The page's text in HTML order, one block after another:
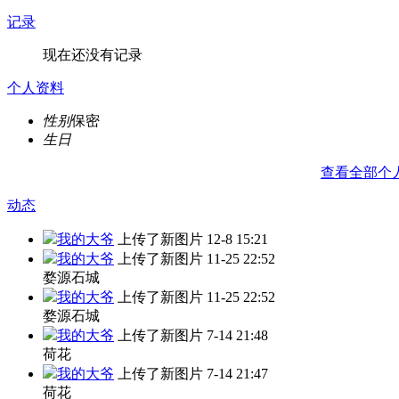
记录
现在还没有记录
个人资料
性别保密
生日
查看全部个
动态
我的大爷 上传了新图片 12-8 15:21
我的大爷 上传了新图片 11-25 22:52
婺源石城
我的大爷 上传了新图片 11-25 22:52
婺源石城
我的大爷 上传了新图片 7-14 21:48
荷花
我的大爷 上传了新图片 7-14 21:47
荷花